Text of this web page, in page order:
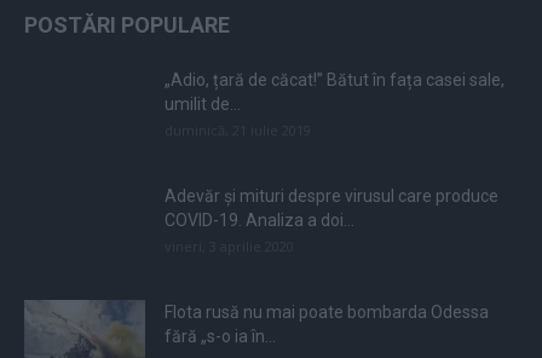
POSTĂRI POPULARE
„Adio, țară de căcat!” Bătut în fața casei sale,
umilit de...
Adevăr și mituri despre virusul care produce
COVID-19. Analiza a doi...
Flota rusă nu mai poate bombarda Odessa
fără „s-o ia în...